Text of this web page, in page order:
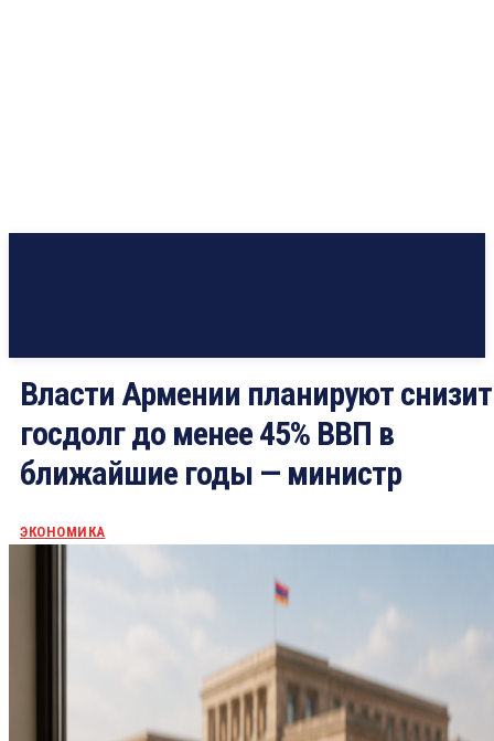
Власти Армении планируют
госдолг до менее 45% ВВП в
ближайшие годы — министр
ЭКОНОМИКА